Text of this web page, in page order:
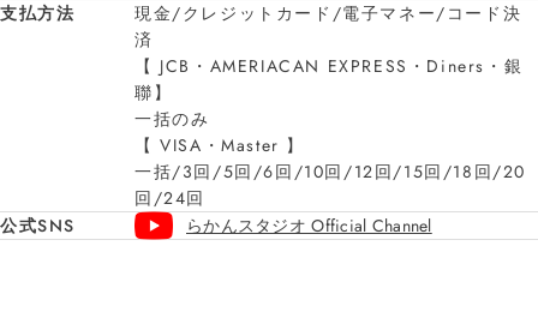
支払方法
現金/クレジットカード/電子マネー/コード決
済
【 JCB・AMERIACAN EXPRESS・Diners・銀
聯】
一括のみ
【 VISA・Master 】
一括/3回/5回/6回/10回/12回/15回/18回/20
回/24回
公式SNS
らかんスタジオ Official Channel